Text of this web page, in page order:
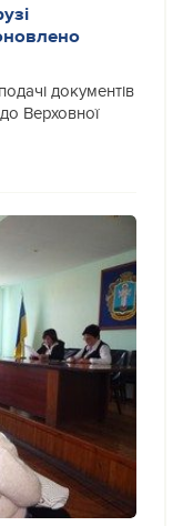
документів
Верховної